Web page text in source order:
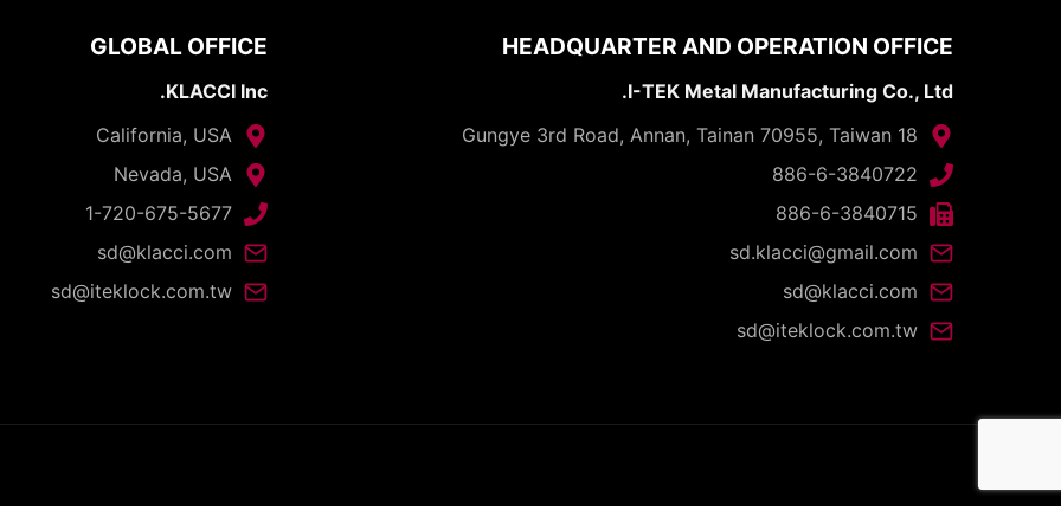
HEADQUARTER AND OPERATION OFFICE
I-TEK Metal Manufacturing Co., Ltd.
18 Gungye 3rd Road, Annan, Tainan 70955, Taiwan
886-6-3840722
886-6-3840715
sd.klacci@gmail.com
sd@klacci.com
sd@iteklock.com.tw
GLOBAL OFFICE
KLACCI Inc.
California, USA
Nevada, USA
1-720-675-5677
sd@klacci.com
sd@iteklock.com.tw